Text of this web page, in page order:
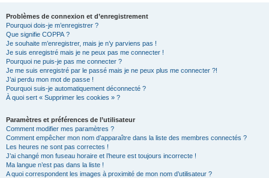
Problèmes de connexion et d’enregistrement
Pourquoi dois-je m’enregistrer ?
Que signifie COPPA ?
Je souhaite m’enregistrer, mais je n’y parviens pas !
Je suis enregistré mais je ne peux pas me connecter !
Pourquoi ne puis-je pas me connecter ?
Je me suis enregistré par le passé mais je ne peux plus me connecter ?!
J’ai perdu mon mot de passe !
Pourquoi suis-je automatiquement déconnecté ?
À quoi sert « Supprimer les cookies » ?
Paramètres et préférences de l’utilisateur
Comment modifier mes paramètres ?
Comment empêcher mon nom d’apparaître dans la liste des membres connectés ?
Les heures ne sont pas correctes !
J’ai changé mon fuseau horaire et l’heure est toujours incorrecte !
Ma langue n’est pas dans la liste !
A quoi correspondent les images à proximité de mon nom d’utilisateur ?